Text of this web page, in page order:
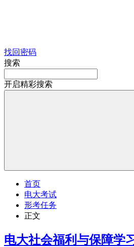
找回密码
搜索
开启精彩搜索
首页
电大考试
形考任务
正文
电大社会福利与保障学